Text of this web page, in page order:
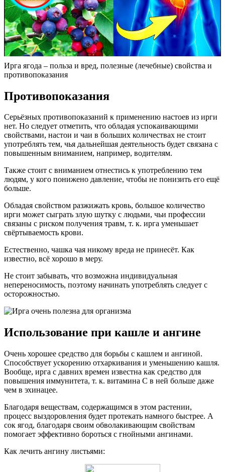
Ирга ягода – польза и вред, полезные (лечебные) свойства и
противопоказания
Противопоказания
Серьёзных противопоказаний к применению настоев из ирги
нет. Но следует отметить, что обладая успокаивающими
свойствами, настои и чаи в больших количествах не стоит
употреблять тем, чья дальнейшая деятельность будет связана с
повышенным вниманием, например, водителям.
Также стоит с вниманием отнестись к употреблению тем
людям, у кого понижено давление, чтобы не понизить его ещё
больше.
Обладая свойством разжижать кровь, большое количество
ирги может сыграть злую шутку с людьми, чьи профессии
связаны с риском получения травм, т. к. ирга уменьшает
свёртываемость крови.
Естественно, чашка чая никому вреда не принесёт. Как
известно, всё хорошо в меру.
Не стоит забывать, что возможна индивидуальная
непереносимость, поэтому начинать употреблять следует с
осторожностью.
Использование при кашле и ангине
Очень хорошее средство для борьбы с кашлем и ангиной.
Способствует ускорению отхаркивания и уменьшению кашля.
Вообще, ирга с давних времен известна как средство для
повышения иммунитета, т. к. витамина C в ней больше даже
чем в эхинацее.
Благодаря веществам, содержащимся в этом растении,
процесс выздоровления будет протекать намного быстрее. А
сок ягод, благодаря своим обволакивающим свойствам
помогает эффективно бороться с гнойными ангинами.
Как лечить ангину листьями: